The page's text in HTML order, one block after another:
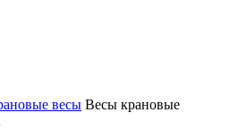
весы Весы крановые